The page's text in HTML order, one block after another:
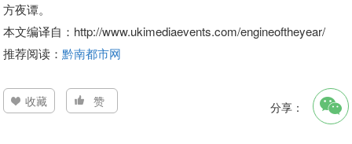
方夜谭。
本文编译自：http://www.ukimediaevents.com/engineoftheyear/
推荐阅读：黔南都市网
收藏 赞 分享：